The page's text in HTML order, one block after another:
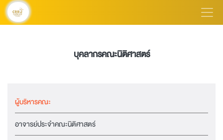
บุคลากรคณะนิติศาสตร์
ผู้บริหารคณะ
อาจารย์ประจำคณะนิติศาสตร์